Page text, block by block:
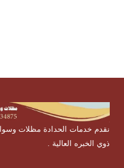
نقدم خدمات الحدادة مظلات
ذوي الخبره العالية .